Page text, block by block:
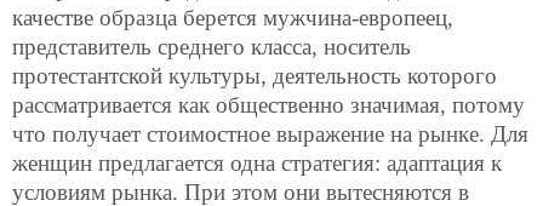
качестве образца берется мужчина-европеец,
представитель среднего класса, носитель
протестантской культуры, деятельность которого
рассматривается как общественно значимая, потому
что получает стоимостное выражение на рынке. Для
женщин предлагается одна стратегия: адаптация к
условиям рынка. При этом они вытесняются в